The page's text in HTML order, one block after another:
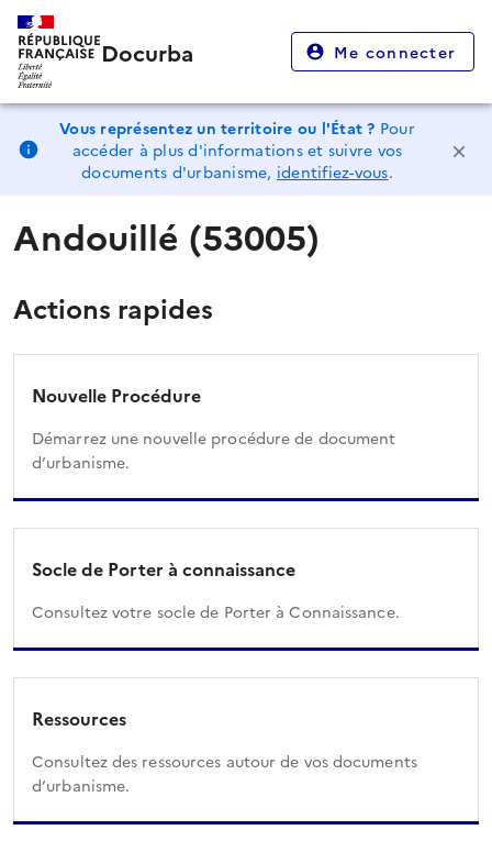
Docurba Me connecter
Vous représentez un territoire ou l'État ? Pour
accéder à plus d'informations et suivre vos
documents d'urbanisme, identifiez-vous.
Andouillé (53005)
Actions rapides
Nouvelle Procédure
Démarrez une nouvelle procédure de document
d’urbanisme.
Socle de Porter à connaissance
Consultez votre socle de Porter à Connaissance.
Ressources
Consultez des ressources autour de vos documents
d’urbanisme.